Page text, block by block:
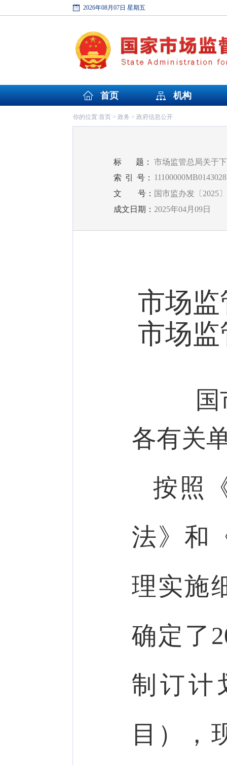
2026年08月07日 星期五
首页 机构
你的位置:首页> 政务 > 政府信息公开
标 题：
市场监管总局关于
索 引 号：
文
号： 国市监办发〔2025
成文日期： 2025年04月09日
市场监
市场
各有关
按照
法》和
理实施
确定了
制订计
目），